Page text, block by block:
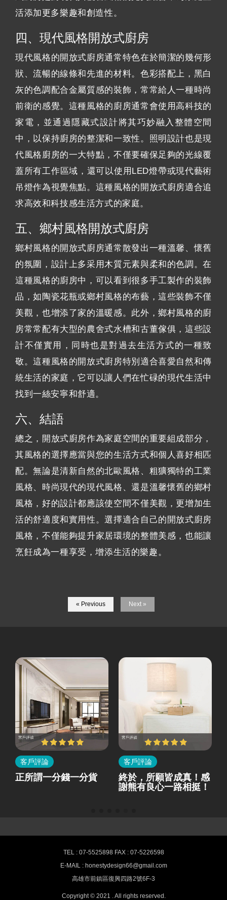
活添加更多樂趣和創造性。
四、現代風格開放式廚房
現代風格的開放式廚房通常特色在於簡潔的幾何形
狀、流暢的線條和先進的材料。色彩搭配上，黑白
灰的色調配合金屬質感的裝飾，常常給人一種時尚
前衛的感覺。這種風格的廚房通常會使用高科技的
家電，並通過隱藏式設計將其巧妙融入整體空間
中，以保持廚房的整潔和一致性。照明設計也是現
代風格廚房的一大特點，不僅要確保足夠的光線覆
蓋所有工作區域，還可以使用LED燈帶或現代藝術
吊燈作為視覺焦點。這種風格的開放式廚房適合追
求高效和科技感生活方式的家庭。
五、鄉村風格開放式廚房
鄉村風格的開放式廚房通常散發出一種溫馨、懷舊
的氛圍，設計上多采用木質元素與柔和的色調。在
這種風格的廚房中，可以看到很多手工製作的裝飾
品，如陶瓷花瓶或鄉村風格的布藝，這些裝飾不僅
美觀，也增添了家的溫暖感。此外，鄉村風格的廚
房常常配有大型的農舍式水槽和古董傢俱，這些設
計不僅實用，同時也是對過去生活方式的一種致
敬。這種風格的開放式廚房特別適合喜愛自然和傳
統生活的家庭，它可以讓人們在忙碌的現代生活中
找到一絲安寧和舒適。
六、結語
總之，開放式廚房作為家庭空間的重要組成部分，
其風格的選擇應當與您的生活方式和個人喜好相匹
配。無論是清新自然的北歐風格、粗獷獨特的工業
風格、時尚現代的現代風格、還是溫馨懷舊的鄉村
風格，好的設計都應該使空間不僅美觀，更增加生
活的舒適度和實用性。選擇適合自己的開放式廚房
風格，不僅能夠提升家居環境的整體美感，也能讓
烹飪成為一種享受，增添生活的樂趣。
« Previous Next »
客戶評論
正所謂一分錢一分貨
客戶評論
終於，所願皆成真！感
謝熊有良心一路相挺！
熊有良心室內設計-最新消息
高雄室內設計,空間裝潢推薦 HONESTY
Interior design
TEL : 07-5525898 FAX : 07-5226598
E-MAIL : honestydesign66@gmail.com
高雄市前鎮區復興四路2號6F-3
Copyright © 2021 . All rights reserved.